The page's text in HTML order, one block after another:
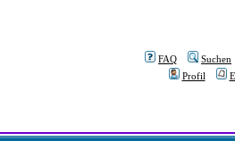
FAQ Suchen
Profil